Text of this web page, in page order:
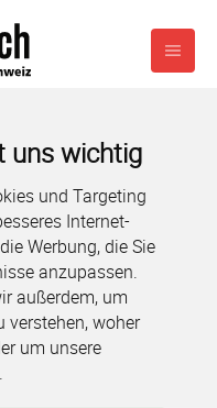
uns wichtig
und Targeting
Internet-
Werbung, die Sie
anzupassen.
außerdem, um
verstehen, woher
um unsere